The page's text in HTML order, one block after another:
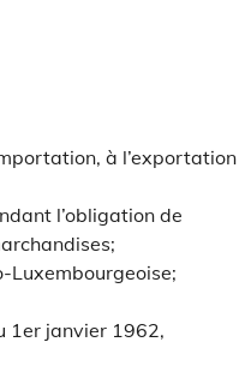
à l’exportation
l’obligation de
Luxembourgeoise;
1er janvier 1962,